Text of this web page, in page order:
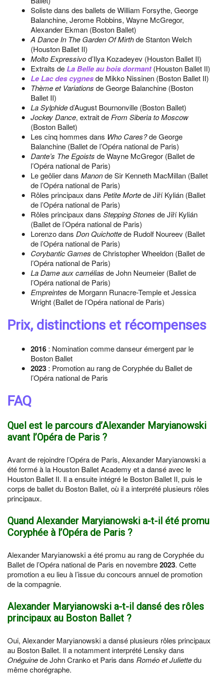
Soliste dans des ballets de William Forsythe, George
Balanchine, Jerome Robbins, Wayne McGregor,
Alexander Ekman (Boston Ballet)
A Dance In The Garden Of Mirthde Stanton Welch
(Houston Ballet II)
Molto Expressivod’Ilya Kozadeyev (Houston Ballet II)
Extraits deLa Belle au bois dormant(Houston Ballet II)
Le Lac des cygnesde Mikko Nissinen (Boston Ballet II)
Thème et Variations de George Balanchine (Boston
Ballet II)
La Sylphided’August Bournonville (Boston Ballet)
Jockey Dance, extrait de From Siberia to Moscow
(Boston Ballet)
Les cinq hommes dans Who Cares?de George
Balanchine (Ballet de l’Opéra national de Paris)
Dante’s The Egoists de Wayne McGregor (Ballet de
l’Opéra national de Paris)
Le geôlier dans Manonde Sir Kenneth MacMillan (Ballet
de l’Opéra national de Paris)
Rôles principaux dans Petite Mortede Jiří Kylián (Ballet
de l’Opéra national de Paris)
Rôles principaux dans Stepping Stones de Jiří Kylián
(Ballet de l’Opéra national de Paris)
Lorenzo dans Don Quichottede Rudolf Noureev (Ballet
de l’Opéra national de Paris)
Corybantic Games de Christopher Wheeldon (Ballet de
l’Opéra national de Paris)
La Dame aux camélias de John Neumeier (Ballet de
l’Opéra national de Paris)
Empreintes de Morgann Runacre-Temple et Jessica
Wright (Ballet de l’Opéra national de Paris)
Prix, distinctions et récompenses
2016 : Nomination comme danseur émergent par le
Boston Ballet
2023 : Promotion au rang de Coryphée du Ballet de
l’Opéra national de Paris
FAQ
Quel est le parcours d’Alexander Maryianowski
avant l’Opéra de Paris ?
Avant de rejoindre l’Opéra de Paris, Alexander Maryianowski a
été formé à la Houston Ballet Academy et a dansé avec le
Houston Ballet II. Il a ensuite intégré le Boston Ballet II, puis le
corps de ballet du Boston Ballet, où il a interprété plusieurs rôles
principaux.
Quand Alexander Maryianowski a-t-il été promu
Coryphée à l’Opéra de Paris ?
Alexander Maryianowski a été promu au rang de Coryphée du
Ballet de l’Opéra national de Paris en novembre2023. Cette
promotion a eu lieu à l’issue du concours annuel de promotion
de la compagnie.
Alexander Maryianowski a-t-il dansé des rôles
principaux au Boston Ballet ?
Oui, Alexander Maryianowski a dansé plusieurs rôles principaux
au Boston Ballet. Il a notamment interprété Lensky dans
Onéguinede John Cranko et Paris dans Roméo et Juliettedu
même chorégraphe.